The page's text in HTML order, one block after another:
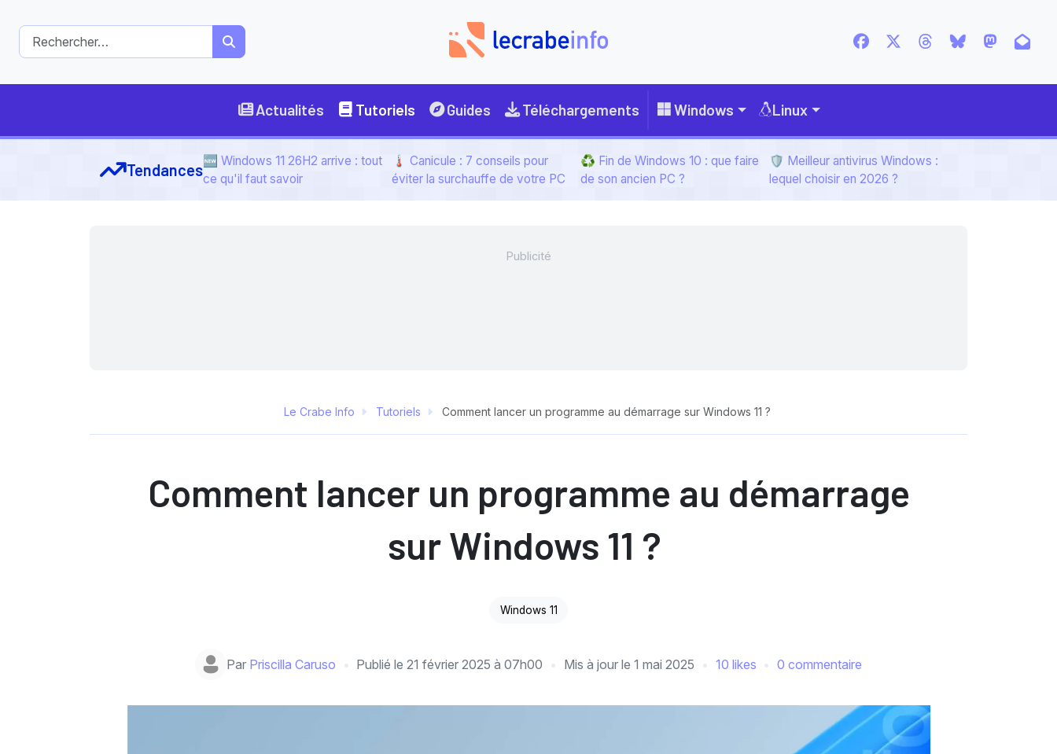
Actualités Tutoriels Guides Téléchargements Windows Linux
Tendances🆕 Windows 11 26H2 arrive : tout
ce qu'il faut savoir
🌡️ Canicule : 7 conseils pour
éviter la surchauffe de votre PC
♻️ Fin de Windows 10 : que faire
de son ancien PC ?
🛡️ Meilleur antivirus Windows :
lequel choisir en 2026 ?
Le Crabe Info Tutoriels Comment lancer un programme au démarrage sur Windows 11 ?
Comment lancer un programme au démarrage
sur Windows 11 ?
Windows 11
Par Priscilla Caruso Publié le 21 février 2025 à 07h00 Mis à jour le 1 mai 2025 10 likes 0 commentaire